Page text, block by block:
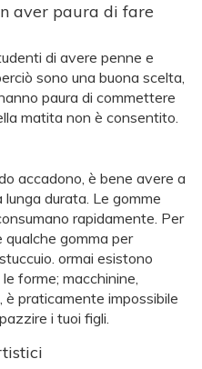
aver paura di fare
di avere penne e
sono una buona scelta,
paura di commettere
matita non è consentito.
accadono, è bene avere a
durata. Le gomme
rapidamente. Per
gomma per
ormai esistono
forme; macchinine,
è praticamente impossibile
i tuoi figli.